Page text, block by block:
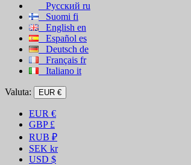
Русский ru
Suomi fi
English en
Español es
Deutsch de
Français fr
Italiano it
Valuta: EUR €
EUR €
GBP £
RUB ₽
SEK kr
USD $